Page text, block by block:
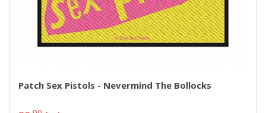
Patch Sex Pistols - Nevermind The Bollocks